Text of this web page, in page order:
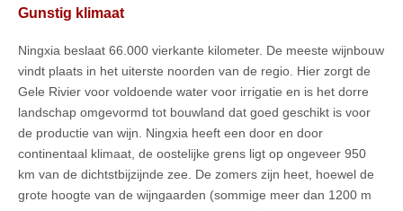
Gunstig klimaat
Ningxia beslaat 66.000 vierkante kilometer. De meeste wijnbouw
vindt plaats in het uiterste noorden van de regio. Hier zorgt de
Gele Rivier voor voldoende water voor irrigatie en is het dorre
landschap omgevormd tot bouwland dat goed geschikt is voor
de productie van wijn. Ningxia heeft een door en door
continentaal klimaat, de oostelijke grens ligt op ongeveer 950
km van de dichtstbijzijnde zee. De zomers zijn heet, hoewel de
grote hoogte van de wijngaarden (sommige meer dan 1200 m